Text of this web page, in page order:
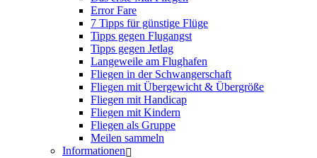
Error Fare
7 Tipps für günstige Flüge
Tipps gegen Flugangst
Tipps gegen Jetlag
Langeweile am Flughafen
Fliegen in der Schwangerschaft
Fliegen mit Übergewicht & Übergröße
Fliegen mit Handicap
Fliegen mit Kindern
Fliegen als Gruppe
Meilen sammeln
Informationen